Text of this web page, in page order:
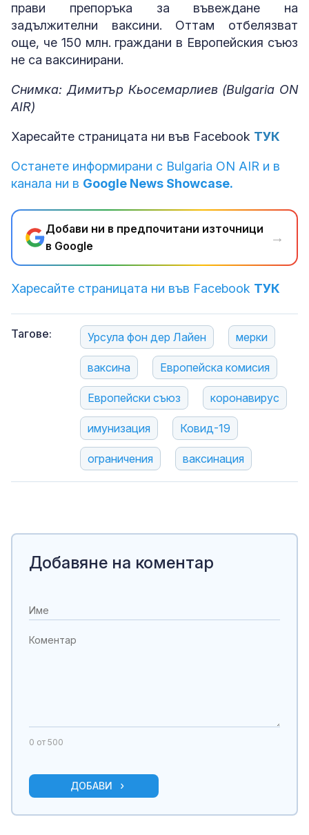
прави препоръка за въвеждане на
задължителни ваксини. Оттам отбелязват
още, че 150 млн. граждани в Европейския съюз
не са ваксинирани.
Снимка: Димитър Кьосемарлиев (Bulgaria ON
AIR)
Харесайте страницата ни във Facebook ТУК
Останете информирани с Bulgaria ON AIR и в
канала ни в Google News Showcase.
Добави ни в предпочитани източници
в Google
→
Харесайте страницата ни във Facebook ТУК
Тагове: Урсула фон дер Лайен мерки
ваксина Европейска комисия
Европейски съюз коронавирус
имунизация Ковид-19
ограничения ваксинация
Добавяне на коментар
0 от 500
ДОБАВИ